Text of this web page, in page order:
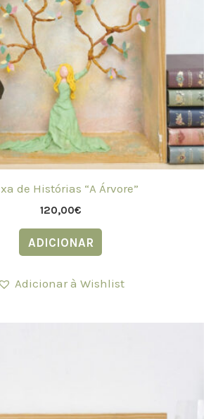
de Histórias “A Árvore”
120,00€
ADICIONAR
Adicionar à Wishlist